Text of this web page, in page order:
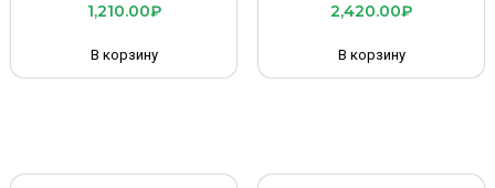
1,210.00₽
В корзину
2,420.00₽
В корзину